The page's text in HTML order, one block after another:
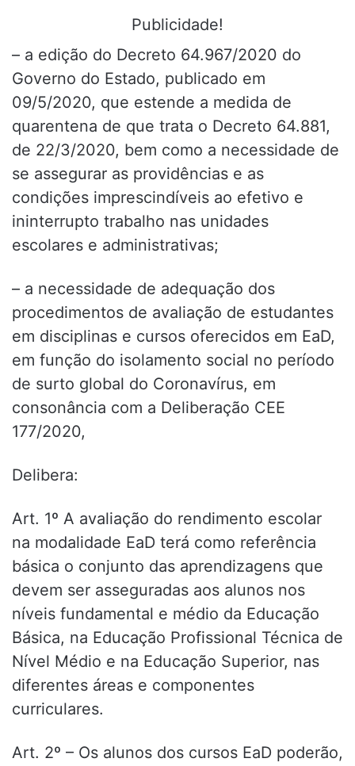
Publicidade!
– a edição do Decreto 64.967/2020 do
Governo do Estado, publicado em
09/5/2020, que estende a medida de
quarentena de que trata o Decreto 64.881,
de 22/3/2020, bem como a necessidade de
se assegurar as providências e as
condições imprescindíveis ao efetivo e
ininterrupto trabalho nas unidades
escolares e administrativas;
– a necessidade de adequação dos
procedimentos de avaliação de estudantes
em disciplinas e cursos oferecidos em EaD,
em função do isolamento social no período
de surto global do Coronavírus, em
consonância com a Deliberação CEE
177/2020,
Delibera:
Art. 1º A avaliação do rendimento escolar
na modalidade EaD terá como referência
básica o conjunto das aprendizagens que
devem ser asseguradas aos alunos nos
níveis fundamental e médio da Educação
Básica, na Educação Profissional Técnica de
Nível Médio e na Educação Superior, nas
diferentes áreas e componentes
curriculares.
Art. 2º – Os alunos dos cursos EaD poderão,